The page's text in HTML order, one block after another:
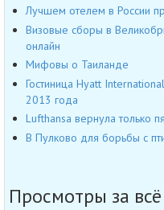
Лучшем отелем в России
Визовые сборы в
онлайн
Мифовы о Таиланде
Гостиница Hyatt
2013 года
Lufthansa вернула только
В Пулково для борьбы с
Просмотры за